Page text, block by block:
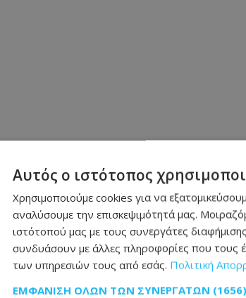
Αυτός ο ιστότοπος
Χρησιμοποιούμε cookies για να
αναλύσουμε την επισκεψιμότητά μας.
ιστότοπού μας με τους συνεργάτες
συνδυάσουν με άλλες πληροφορίες που τους
των υπηρεσιών τους από εσάς. Πολιτική
ΕΜΦΆΝΙΣΗ ΌΛΩΝ ΤΩΝ ΣΥΝΕΡΓΑΤΏΝ